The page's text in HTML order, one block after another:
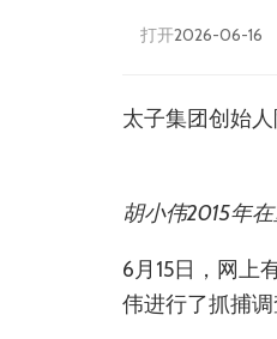
打开2026-06-16
太子集团创始人
胡小伟2015年
6月15日，网上
伟进行了抓捕